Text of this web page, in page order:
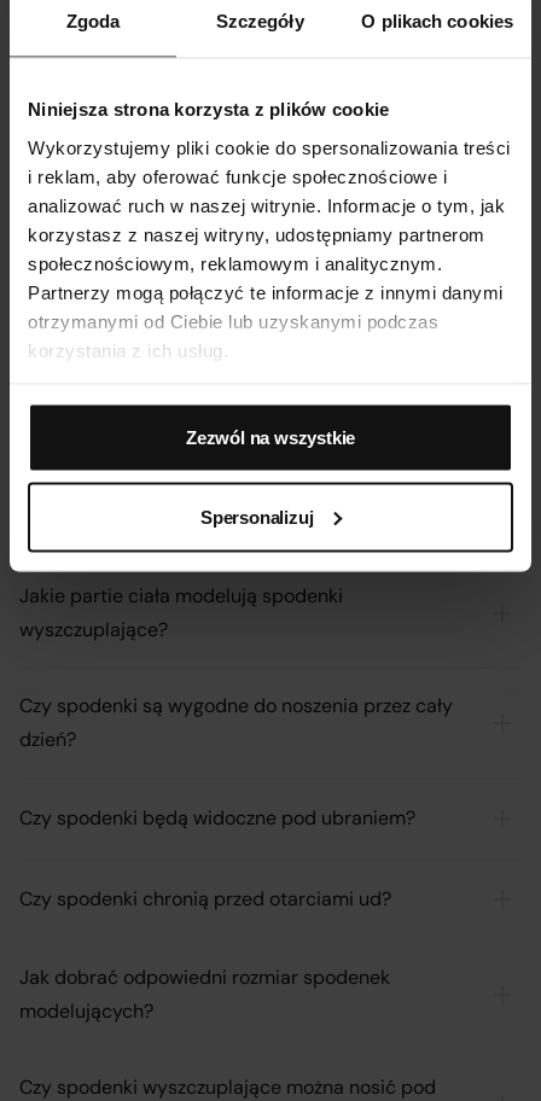
Zgoda Szczegóły O plikach cookies
Niniejsza strona korzysta z plików cookie
Wykorzystujemy pliki cookie do spersonalizowania treści
i reklam, aby oferować funkcje społecznościowe i
analizować ruch w naszej witrynie. Informacje o tym, jak
korzystasz z naszej witryny, udostępniamy partnerom
społecznościowym, reklamowym i analitycznym.
Partnerzy mogą połączyć te informacje z innymi danymi
otrzymanymi od Ciebie lub uzyskanymi podczas
korzystania z ich usług.
Zezwól na wszystkie
Spersonalizuj
wykończenia i często dodatkowe wzmocnienia w
strategicznych miejscach. W zależności od modelu,
specjalne panele modelujące – wszystko po to, by lepiej
dopasować się do indywidualnych potrzeb i sylwetki.
To doskonały wybór dla kobiet, które chcą czuć się
pewnie w dopasowanej odzieży, a jednocześnie nie
rezygnować z komfortu. Spodenki modelujące sprawdzą
się podczas ważnych okazji, ale także na co dzień –
niezależnie od wieku, figury czy stylu. W Verenza.pl
wyborach – z myślą o funkcjonalności i dyskrecji.
Najcześciej zadawane pytania
Jakie partie ciała modelują spodenki
wyszczuplające?
Czy spodenki są wygodne do noszenia przez cały
dzień?
Czy spodenki będą widoczne pod ubraniem?
Czy spodenki chronią przed otarciami ud?
Jak dobrać odpowiedni rozmiar spodenek
modelujących?
Czy spodenki wyszczuplające można nosić pod